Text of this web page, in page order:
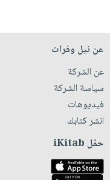
عن نيل وفرات
عن الشركة
سياسة الشركة
فيديوهات
انشر كتابك
حمّل iKitab